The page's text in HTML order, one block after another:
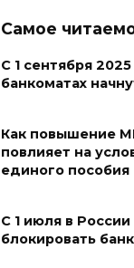
Это стало
самодельные
бездомных
Журналисты
Островского
08 августа 2026
Самое
С 1 сентября
банкоматах
Как повышение
повлияет на
единого пособия
С 1 июля в России
блокировать